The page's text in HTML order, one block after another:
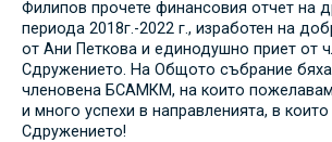
Филипов прочете финансовия отчет на
периода 2018г.-2022 г., изработен на
от Ани Петкова и единодушно приет от
Сдружението. На Общото събрание бяха
членовена БСАМКМ, на които
и много успехи в направленията, в
Сдружението!